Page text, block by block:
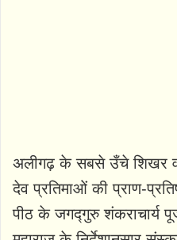
अलीगढ़ के सबसे उँचे शिखर
देव प्रतिमाओं की प्राण-
पीठ के जगद्गुरु शंकराचार्य